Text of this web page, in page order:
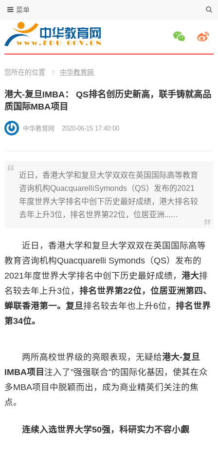
菜单
您所在的位置 中华教育网
港大-复旦IMBA： QS排名创历史新高，联手铸就高品
质国际MBA项目
中华教育网 2020-06-15 17:40:00
近日，香港大学和复旦大学双双在英国国际高等教育
咨询机构QuacquarelliSymonds（QS）发布的2021
年度世界大学排名中创下历史最好成绩，港大排名较
去年上升3位，排名世界第22位，位居亚洲...…
近日，香港大学和复旦大学双双在英国国际高等
教育咨询机构Quacquarelli Symonds（QS）发布的
2021年度世界大学排名中创下历史最好成绩， 港大排
名较去年上升3位， 排名世界第22位，位居亚洲第四、
蝉联香港第一。复旦排名较去年也上升6位， 排名世界
第34位。
两所高校世界级的亮眼表现，无疑给港大-复旦
IMBA项目 注入了"强强联合"的国际化基因，使其在众
多MBA项目中脱颖而出，成为商业精英们关注的焦
点。
连续入选世界大学50强，科研实力不容小觑